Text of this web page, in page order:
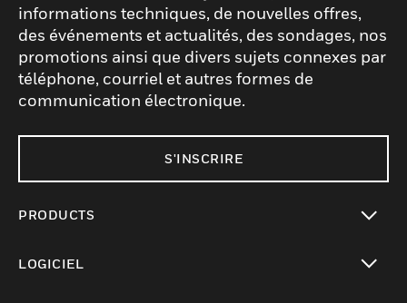
informations techniques, de nouvelles offres,
des événements et actualités, des sondages, nos
promotions ainsi que divers sujets connexes par
téléphone, courriel et autres formes de
communication électronique.
S'INSCRIRE
PRODUCTS
LOGICIEL